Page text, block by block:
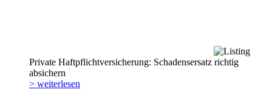
Private Haftpflicht­versicherung: Schadensersatz richtig
absichern
> weiterlesen